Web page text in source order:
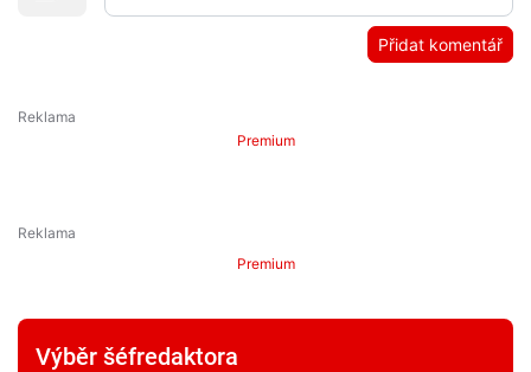
Přidat komentář
Premium
Premium
Výběr šéfredaktora